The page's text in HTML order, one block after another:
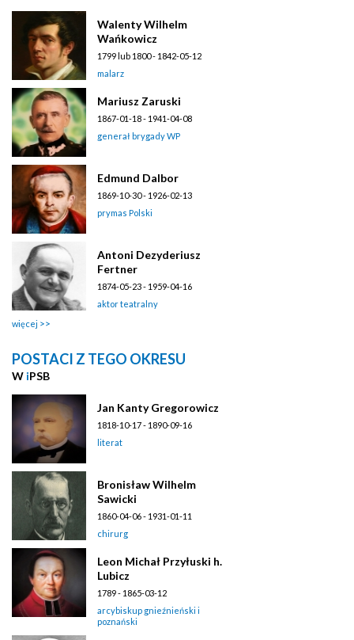
Walenty Wilhelm
Wańkowicz
1799 lub 1800 - 1842-05-12
malarz
Mariusz Zaruski
1867-01-18 - 1941-04-08
generał brygady WP
Edmund Dalbor
1869-10-30 - 1926-02-13
prymas Polski
Antoni Dezyderiusz
Fertner
1874-05-23 - 1959-04-16
aktor teatralny
więcej
POSTACI Z TEGO OKRESU
W iPSB
Jan Kanty Gregorowicz
1818-10-17 - 1890-09-16
literat
Bronisław Wilhelm
Sawicki
1860-04-06 - 1931-01-11
chirurg
Leon Michał Przyłuski h.
Lubicz
1789 - 1865-03-12
arcybiskup gnieźnieński i
poznański